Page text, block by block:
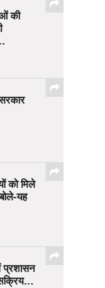
की
को मिले
यह
प्रशासन